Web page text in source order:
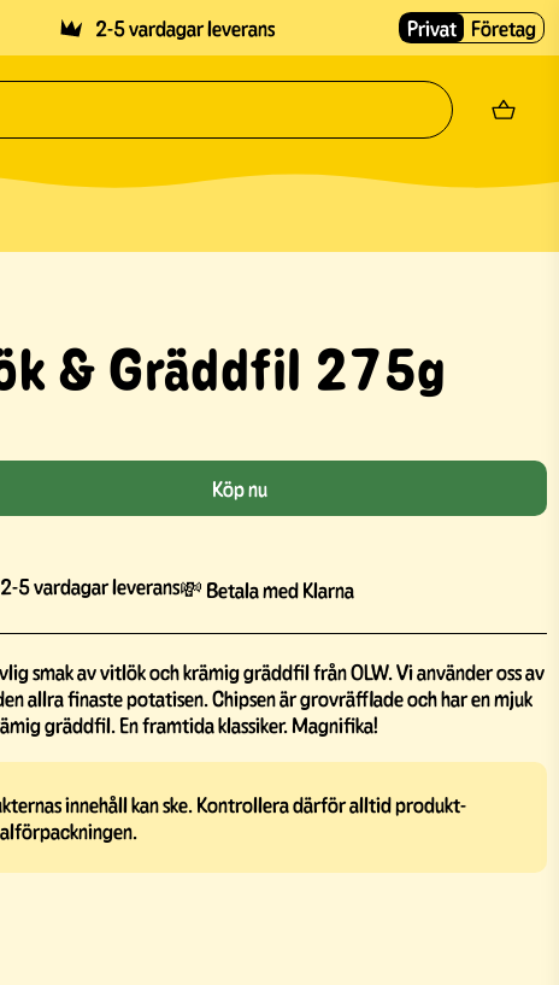
2-5 vardagar leverans Privat Företag
& Gräddfil 275g
Köp nu
5 vardagar leverans💸 Betala med Klarna
smak av vitlök och krämig gräddfil från OLW. Vi använder oss av
allra finaste potatisen. Chipsen är grovräfflade och har en mjuk
gräddfil. En framtida klassiker. Magnifika!
innehåll kan ske. Kontrollera därför alltid produkt-